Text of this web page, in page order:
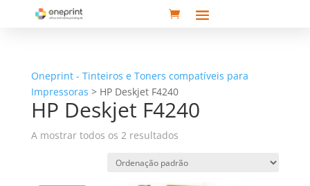
Oneprint - Tinteiros e Toners compatíveis para
Impressoras > HP Deskjet F4240
HP Deskjet F4240
A mostrar todos os 2 resultados